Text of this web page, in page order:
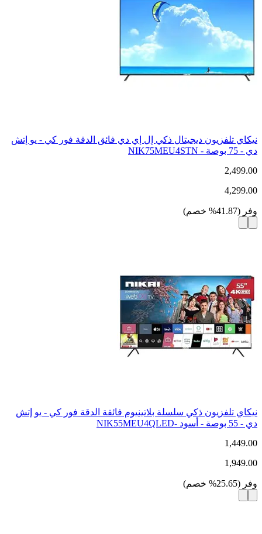
نيكاي تلفزيون ديجيتال ذكي إل إي دي فائق الدقة فور كي - يو إتش
دي - 75 بوصة - NIK75MEU4STN
2,499.00
4,299.00
وفر (
41.87
% خصم)
نيكاي تلفزيون ذكي سلسلة بلاتينيوم فائقة الدقة فور كي - يو إتش
دي - 55 بوصة - أسود -NIK55MEU4QLED
1,449.00
1,949.00
وفر (
25.65
% خصم)